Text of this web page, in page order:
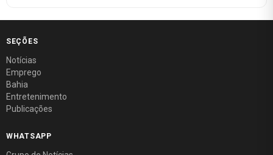
SEÇÕES
Notícias
Emprego
Bahia
Entretenimento
Publicações
WHATSAPP